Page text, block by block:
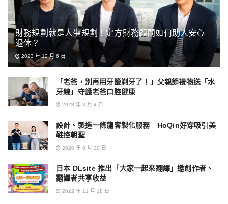
財務規劃就是人生規劃！定方財務顧問如何助人安心
退休？
2023 年 12 月 6 日
「老爸，別再用牙籤剃牙了！」父親節禮物送「水
牙線」守護老爸口腔健康
2023 年 8 月 4 日
設計、製造一條龍客製化服務 HoQin好穿吸引美
鞋控朝聖
2020 年 8 月 20 日
日本 DLsite 推出「大家一起來翻譯」邀創作者、
翻譯者共享收益
2022 年 11 月 18 日